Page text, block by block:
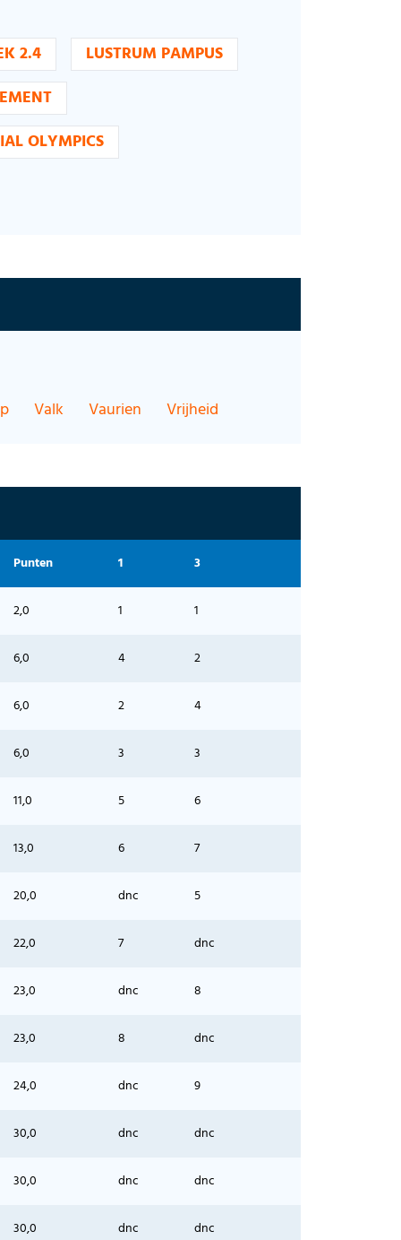
2.4
LUSTRUM PAMPUS
OLYMPICS
Valk Vaurien Vrijheid
Punten 1 3
2,0 1 1
6,0 4 2
6,0 2 4
6,0 3 3
11,0 5 6
13,0 6 7
20,0 dnc 5
22,0 7 dnc
23,0 dnc 8
23,0 8 dnc
24,0 dnc 9
30,0 dnc dnc
30,0 dnc dnc
30,0 dnc dnc